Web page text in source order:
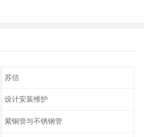
苏信
设计安装维护
紫铜管与不锈钢管